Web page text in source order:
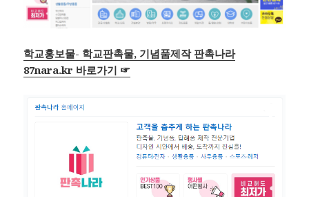
학교홍보물- 학교판촉물, 기념품제작 판촉나라
87nara.kr 바로가기 ☞